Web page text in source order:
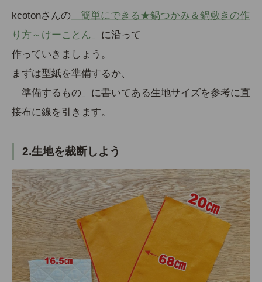
kcotonさんの 「簡単にできる★鍋つかみ＆鍋敷きの作
り方～けーことん」 に沿って
作っていきましょう。
まずは型紙を準備するか、
「準備するもの」に書いてある生地サイズを参考に直
接布に線を引きます。
2.生地を裁断しよう